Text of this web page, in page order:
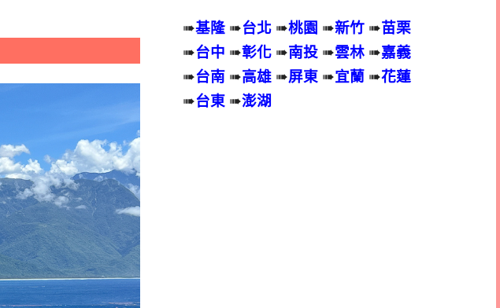
➠基隆 ➠台北 ➠桃園 ➠新竹 ➠苗栗
➠台中 ➠彰化 ➠南投 ➠雲林 ➠嘉義
➠台南 ➠高雄 ➠屏東 ➠宜蘭 ➠花蓮
➠台東 ➠澎湖